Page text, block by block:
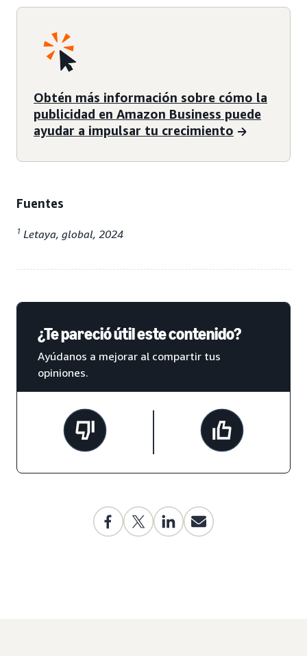
Obtén más información sobre cómo la
publicidad en Amazon Business puede
ayudar a impulsar tu crecimiento
Fuentes
1 Letaya, global, 2024
¿Te pareció útil este contenido?
Ayúdanos a mejorar al compartir tus
opiniones.